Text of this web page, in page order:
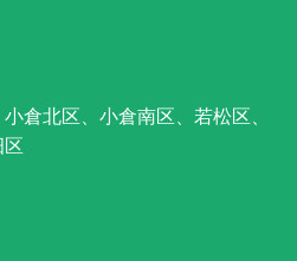
倉北区、小倉南区、若松区、